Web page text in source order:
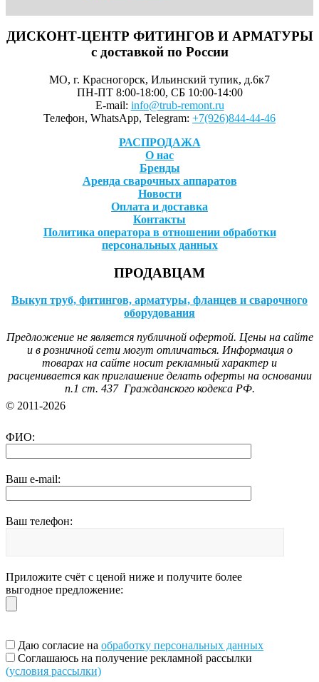
ДИСКОНТ-ЦЕНТР ФИТИНГОВ И АРМАТУРЫ
с доставкой по России
МО, г. Красногорск, Ильинский тупик, д.6к7
ПН-ПТ 8:00-18:00, СБ 10:00-14:00
E-mail: info@trub-remont.ru
Телефон, WhatsApp, Telegram: +7(926)844-44-46
РАСПРОДАЖА
О нас
Бренды
Аренда сварочных аппаратов
Новости
Оплата и доставка
Контакты
Политика оператора в отношении обработки
персональных данных
ПРОДАВЦАМ
Выкуп труб, фитингов, арматуры, фланцев и сварочного
оборудования
Предложение не является публичной офертой. Цены на сайте
и в розничной сети могут отличаться. Информация о
товарах на сайте носит рекламный характер и
расценивается как приглашение делать оферты на основании
п.1 ст. 437 Гражданского кодекса РФ.
© 2011-2026
ФИО:
Ваш e-mail:
Ваш телефон:
Приложите счёт с ценой ниже и получите более
выгодное предложение:
Даю согласие на обработку персональных данных
Соглашаюсь на получение рекламной рассылки
(условия рассылки)